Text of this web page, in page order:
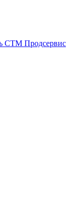
СТМ Продсервис